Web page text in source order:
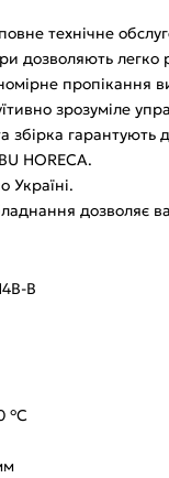
технічне
дозволяють легко
пропікання
зрозуміле
збірка гарантують
HORECA.
Україні.
дозволяє
B
°C